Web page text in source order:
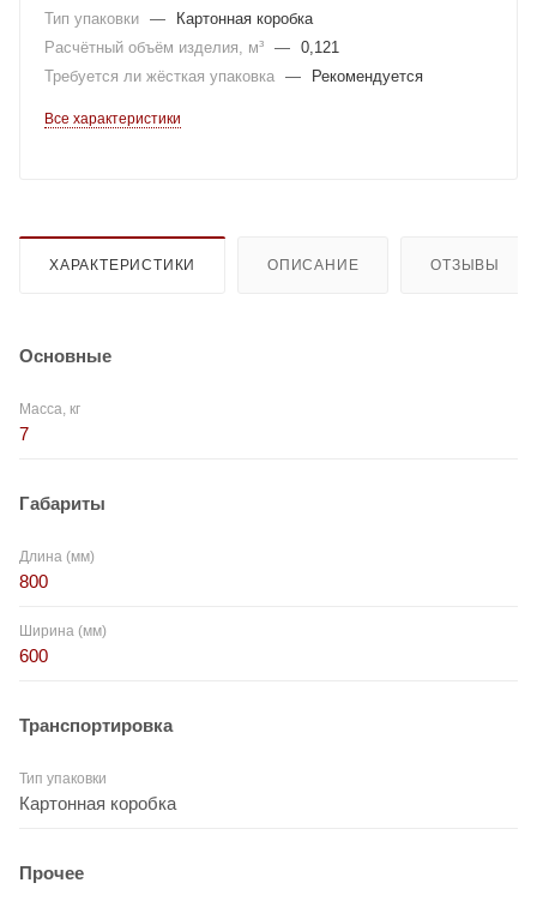
Тип упаковки —
Картонная коробка
Расчётный объём изделия, м³ — 0,121
Требуется ли жёсткая упаковка — Рекомендуется
Все характеристики
ХАРАКТЕРИСТИКИ ОПИСАНИЕ ОТЗЫВЫ
Основные
Масса, кг
7
Габариты
Длина (мм)
800
Ширина (мм)
600
Транспортировка
Тип упаковки
Картонная коробка
Прочее